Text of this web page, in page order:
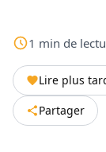
1 min de
Lire plus
Partager